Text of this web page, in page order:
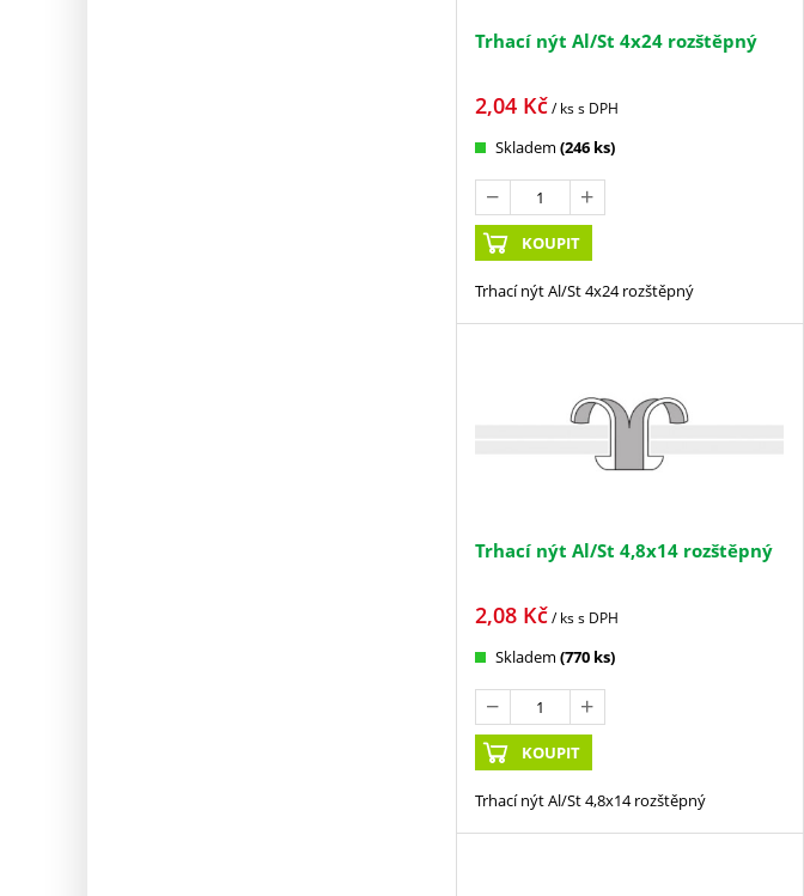
Trhací nýt Al/St 4x24 rozštěpný
2,04Kč/ kss DPH
Skladem (246 ks)
KOUPIT
Trhací nýt Al/St 4x24 rozštěpný
Trhací nýt Al/St 4,8x14 rozštěpný
2,08Kč/ kss DPH
Skladem (770 ks)
KOUPIT
Trhací nýt Al/St 4,8x14 rozštěpný